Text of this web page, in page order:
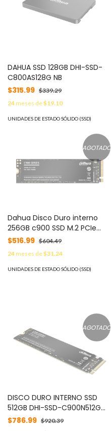
DAHUA SSD 128GB DHI-SSD-
C800AS128G NB
$315.99 $339.29
24meses de$19.10
UNIDADES DE ESTADO SÓLIDO (SSD)
AGOTADO
Dahua Disco Duro interno
256GB c900 SSD M.2 PCIe
Gen3x4 (DHI-SSD-
C900N256G) NB
$516.99 $604.49
24meses de$31.24
UNIDADES DE ESTADO SÓLIDO (SSD)
AGOTADO
DISCO DURO INTERNO SSD
512GB DHI-SSD-C900N512G
NVME M.2 PCIE GEN3X4 NB
$786.99 $920.39